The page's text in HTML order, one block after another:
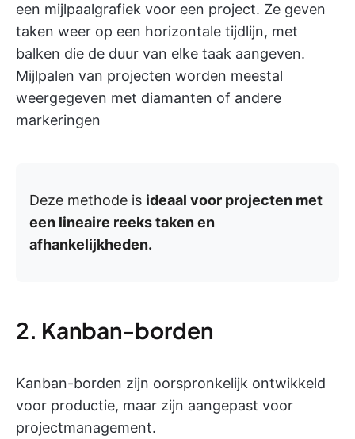
een mijlpaalgrafiek voor een project. Ze geven
taken weer op een horizontale tijdlijn, met
balken die de duur van elke taak aangeven.
Mijlpalen van projecten worden meestal
weergegeven met diamanten of andere
markeringen
Deze methode is ideaal voor projecten met
een lineaire reeks taken en
afhankelijkheden.
2. Kanban-borden
Kanban-borden zijn oorspronkelijk ontwikkeld
voor productie, maar zijn aangepast voor
projectmanagement.